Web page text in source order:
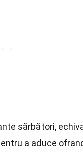
sărbători,
a aduce